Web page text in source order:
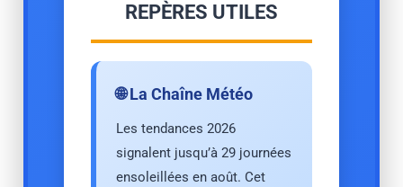
REPÈRES UTILES
🌐 La Chaîne Météo
Les tendances 2026
signalent jusqu’à 29 journées
ensoleillées en août. Cet